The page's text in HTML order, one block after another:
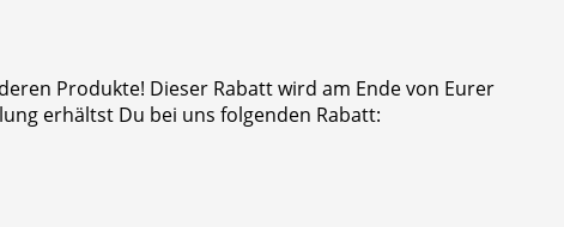
Produkte! Dieser Rabatt wird am Ende von Eurer
erhältst Du bei uns folgenden Rabatt: